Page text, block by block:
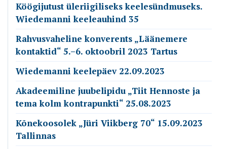
Köögijutust üleriigiliseks keelesündmuseks.
Wiedemanni keeleauhind 35
Rahvusvaheline konverents „Läänemere
kontaktid“ 5.–6. oktoobril 2023 Tartus
Wiedemanni keelepäev 22.09.2023
Akadeemiline juubelipidu „Tiit Hennoste ja
tema kolm kontrapunkti“ 25.08.2023
Kõnekoosolek „Jüri Viikberg 70“ 15.09.2023
Tallinnas